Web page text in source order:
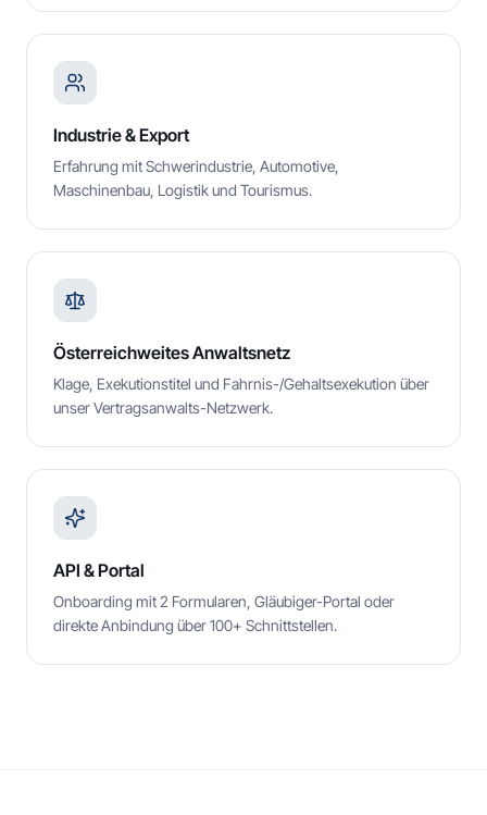
Industrie & Export
Erfahrung mit Schwerindustrie, Automotive,
Maschinenbau, Logistik und Tourismus.
Österreichweites Anwaltsnetz
Klage, Exekutionstitel und Fahrnis-/Gehaltsexekution über
unser Vertragsanwalts-Netzwerk.
API & Portal
Onboarding mit 2 Formularen, Gläubiger-Portal oder
direkte Anbindung über 100+ Schnittstellen.